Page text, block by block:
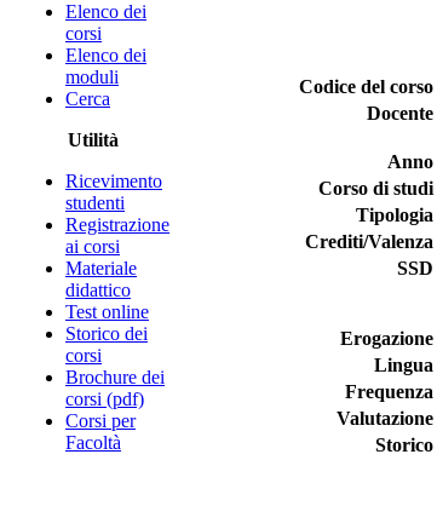
Elenco dei
corsi
Elenco dei
moduli
Cerca
Utilità
Ricevimento
studenti
Registrazione
ai corsi
Materiale
didattico
Test online
Storico dei
corsi
Brochure dei
corsi (pdf)
Corsi per
Facoltà
Codice del corso
Docente
Anno
Corso di studi
Tipologia
Crediti/Valenza
SSD
Erogazione
Lingua
Frequenza
Valutazione
Storico